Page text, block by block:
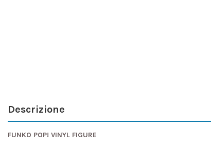
Descrizione
FUNKO POP! VINYL FIGURE